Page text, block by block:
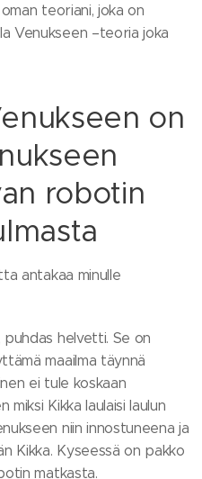
teoriani, joka on
Venukseen –teoria joka
on
robotin
antakaa minulle
puhdas helvetti. Se on
maailma täynnä
ei tule koskaan
miksi Kikka laulaisi laulun
niin innostuneena ja
Kikka. Kyseessä on pakko
matkasta.